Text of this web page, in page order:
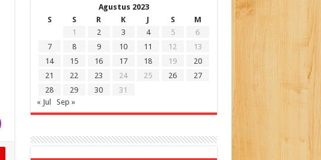
Agustus 2023
S
S R K J S
M
1
2 3 4 5
6
7
8 9 10 11 12
13
14
15 16 17 18 19
20
21
22 23 24 25 26
27
28
29 30
31
« Jul
Sep »